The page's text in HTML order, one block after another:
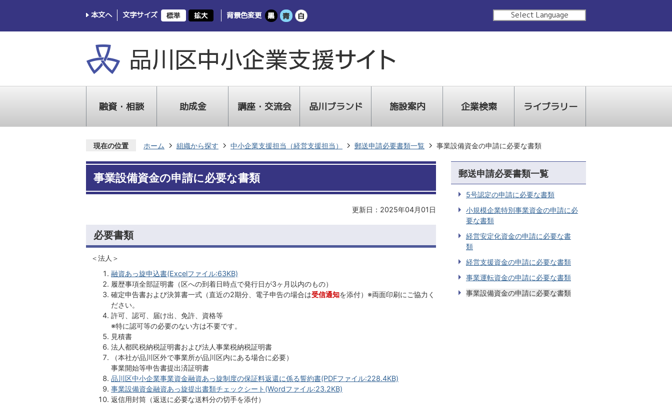
本文へ 文字サイズ 背景色変更 Select Language
融資・相談 助成金 講座・交流会 品川ブランド 施設案内 企業検索 ライブラリー
現在の位置 ホーム 組織から探す 中小企業支援担当（経営支援担当） 郵送申請必要書類一覧 事業設備資金の申請に必要な書類
事業設備資金の申請に必要な書類
更新日：2025年04月01日
必要書類
＜法人＞
融資あっ旋申込書(Excelファイル:63KB)
履歴事項全部証明書（区への到着日時点で発行日が3ヶ月以内のもの）
確定申告書および決算書一式（直近の2期分、電子申告の場合は受信通知を添付）※両面印刷にご協力く
ださい。
許可、認可、届け出、免許、資格等
※特に認可等の必要のない方は不要です。
見積書
法人都民税納税証明書および法人事業税納税証明書
（本社が品川区外で事業所が品川区内にある場合に必要）
事業開始等申告書提出済証明書
品川区中小企業事業資金融資あっ旋制度の保証料返還に係る誓約書(PDFファイル:228.4KB)
事業設備資金融資あっ旋提出書類チェックシート(Wordファイル:23.2KB)
返信用封筒（返送に必要な送料分の切手を添付）
郵送申請必要書類一覧
5号認定の申請に必要な書類
小規模企業特別事業資金の申請に必
要な書類
経営安定化資金の申請に必要な書
類
経営支援資金の申請に必要な書類
事業運転資金の申請に必要な書類
事業設備資金の申請に必要な書類